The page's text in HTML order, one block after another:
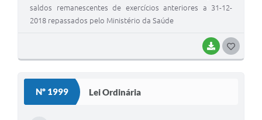
BAIXAR
saldos remanescentes de exercícios anteriores a 31-12-
2018 repassados pelo Ministério da Saúde
Nº 1999 Lei Ordinária